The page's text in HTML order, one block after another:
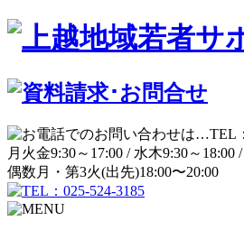
月 火金9:30～17:00 / 水木9:30～18:00 /
偶数月・第3火(出先)18:00〜20:00